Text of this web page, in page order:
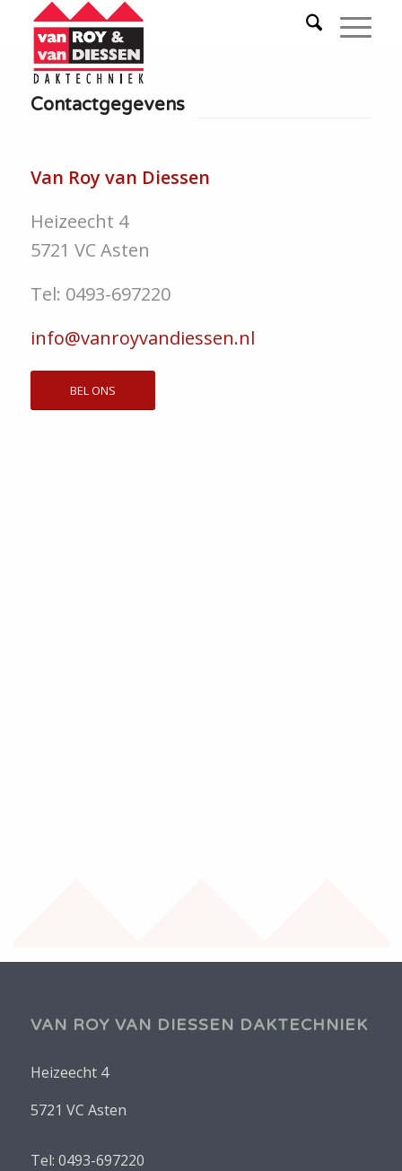
Contactgegevens
Van Roy van Diessen
Heizeecht 4
5721 VC Asten
Tel: 0493-697220
info@vanroyvandiessen.nl
BEL ONS
VAN ROY VAN DIESSEN DAKTECHNIEK
Heizeecht 4
5721 VC Asten
Tel: 0493-697220